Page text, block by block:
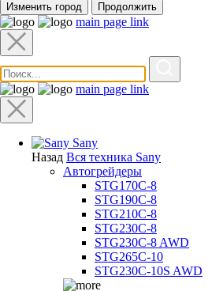
Изменить город Продолжить
main page link
main page link
Sany
Назад Вся техника Sany
Автогрейдеры
STG170C-8
STG190C-8
STG210C-8
STG230C-8
STG230C-8 AWD
STG265C-10
STG230C-10S AWD